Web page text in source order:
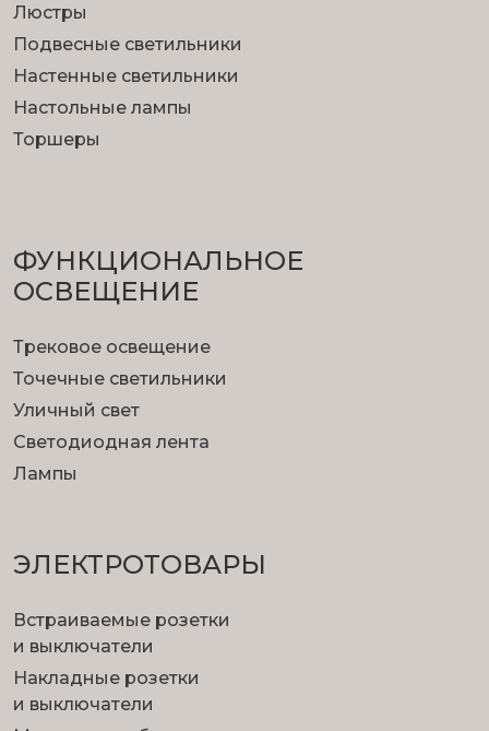
Люстры
Подвесные светильники
Настенные светильники
Настольные лампы
Торшеры
ФУНКЦИОНА­ЛЬНОЕ
ОСВЕЩЕНИЕ
Трековое освещение
Точечные светильники
Уличный свет
Светодиодная лента
Лампы
ЭЛЕКТРОТОВАРЫ
Встраиваемые розетки
и выключатели
Накладные розетки
и выключатели